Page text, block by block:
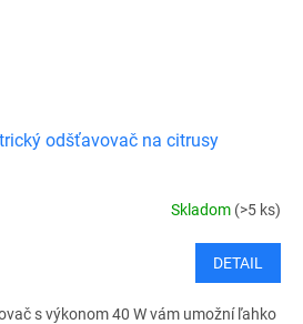
odšťavovač na citrusy
Skladom (>5 ks)
DETAIL
s výkonom 40 W vám umožní ľahko